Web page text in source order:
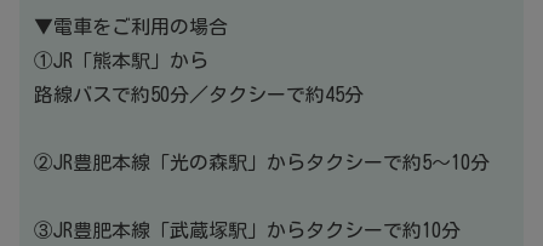
▼電車をご利用の場合
①JR「熊本駅」から
路線バスで約50分／タクシーで約45分
②JR豊肥本線「光の森駅」からタクシーで約5～10分
③JR豊肥本線「武蔵塚駅」からタクシーで約10分